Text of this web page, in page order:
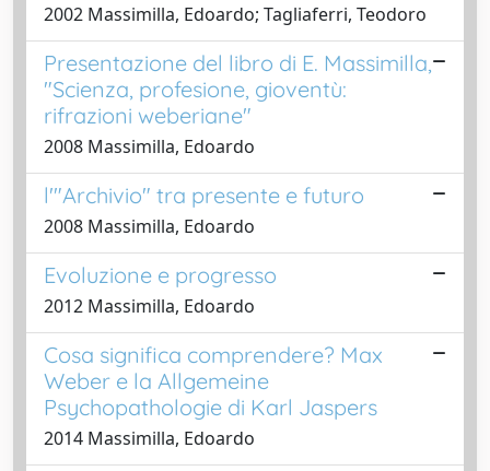
2002 Massimilla, Edoardo; Tagliaferri, Teodoro
Presentazione del libro di E. Massimilla,
"Scienza, profesione, gioventù:
rifrazioni weberiane"
2008 Massimilla, Edoardo
l'"Archivio" tra presente e futuro
2008 Massimilla, Edoardo
Evoluzione e progresso
2012 Massimilla, Edoardo
Cosa significa comprendere? Max
Weber e la Allgemeine
Psychopathologie di Karl Jaspers
2014 Massimilla, Edoardo